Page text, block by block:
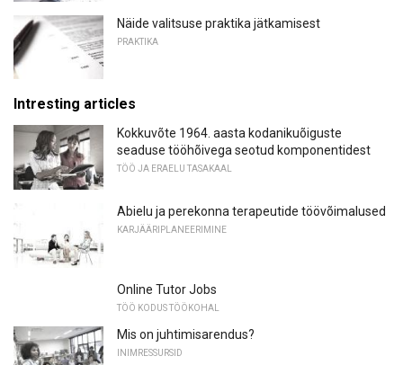
Näide valitsuse praktika jätkamisest
PRAKTIKA
Intresting articles
Kokkuvõte 1964. aasta kodanikuõiguste
seaduse tööhõivega seotud komponentidest
TÖÖ JA ERAELU TASAKAAL
Abielu ja perekonna terapeutide töövõimalused
KARJÄÄRIPLANEERIMINE
Online Tutor Jobs
TÖÖ KODUS TÖÖKOHAL
Mis on juhtimisarendus?
INIMRESSURSID